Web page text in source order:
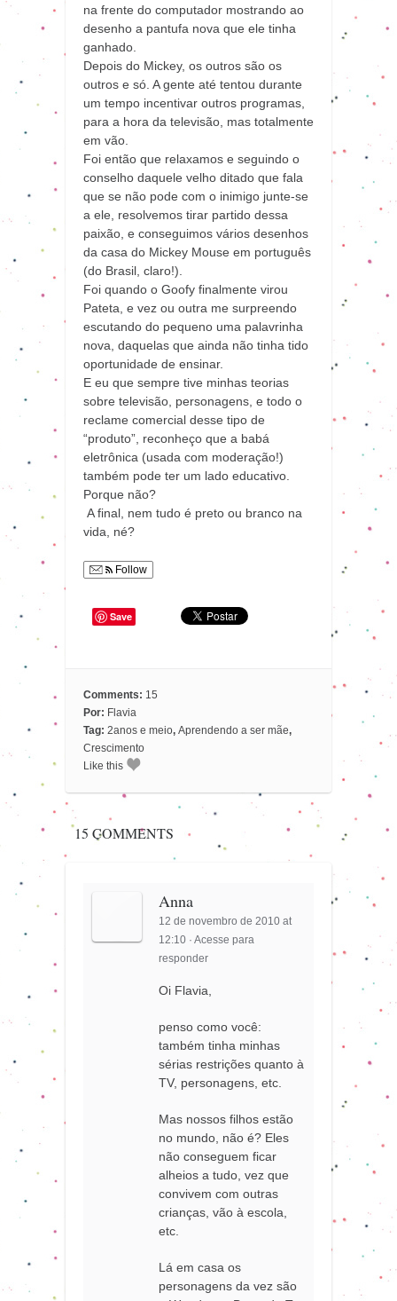
na frente do computador mostrando ao
desenho a pantufa nova que ele tinha
ganhado.
Depois do Mickey, os outros são os
outros e só. A gente até tentou durante
um tempo incentivar outros programas,
para a hora da televisão, mas totalmente
em vão.
Foi então que relaxamos e seguindo o
conselho daquele velho ditado que fala
que se não pode com o inimigo junte-se
a ele, resolvemos tirar partido dessa
paixão, e conseguimos vários desenhos
da casa do Mickey Mouse em português
(do Brasil, claro!).
Foi quando o Goofy finalmente virou
Pateta, e vez ou outra me surpreendo
escutando do pequeno uma palavrinha
nova, daquelas que ainda não tinha tido
oportunidade de ensinar.
E eu que sempre tive minhas teorias
sobre televisão, personagens, e todo o
reclame comercial desse tipo de
“produto”, reconheço que a babá
eletrônica (usada com moderação!)
também pode ter um lado educativo.
Porque não?
A final, nem tudo é preto ou branco na
vida, né?
Follow
Save
Comments: 15
Por: Flavia
Tag: 2anos e meio, Aprendendo a ser mãe,
Crescimento
Like this
15 COMMENTS
Anna
12 de novembro de 2010 at
12:10 ·Acesse para
responder
Oi Flavia,
penso como você:
também tinha minhas
sérias restrições quanto à
TV, personagens, etc.
Mas nossos filhos estão
no mundo, não é? Eles
não conseguem ficar
alheios a tudo, vez que
convivem com outras
crianças, vão à escola,
etc.
Lá em casa os
personagens da vez são